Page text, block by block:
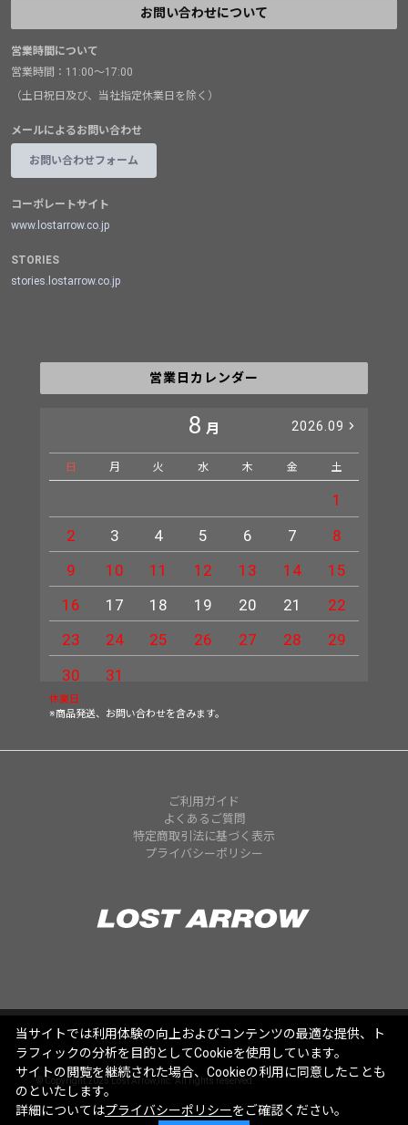
お問い合わせについて
営業時間について
営業時間：11:00～17:00
（土日祝日及び、当社指定休業日を除く）
メールによるお問い合わせ
お問い合わせフォーム
コーポレートサイト
www.lostarrow.co.jp
STORIES
stories.lostarrow.co.jp
営業日カレンダー
8 月 2026.09
日 月 火 水 木 金 土
1
2
3 4 5 6 7
8
9
10 11 12 13 14
15
16
17 18 19 20 21
22
23
24 25 26 27 28
29
30
31
休業日
※商品発送、お問い合わせを含みます。
ご利用ガイド
よくあるご質問
特定商取引法に基づく表示
プライバシーポリシー
© Copyright 2025 Lost Arrow,Inc. All rights reserved.
当サイトでは利用体験の向上およびコンテンツの最適な提供、ト
ラフィックの分析を目的としてCookieを使用しています。
サイトの閲覧を継続された場合、Cookieの利用に同意したことも
のといたします。
詳細についてはプライバシーポリシーをご確認ください。